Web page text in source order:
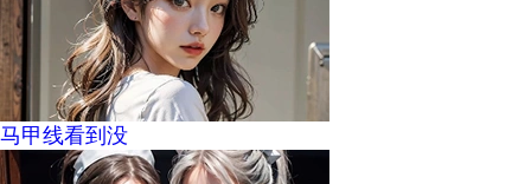
马甲线看到没